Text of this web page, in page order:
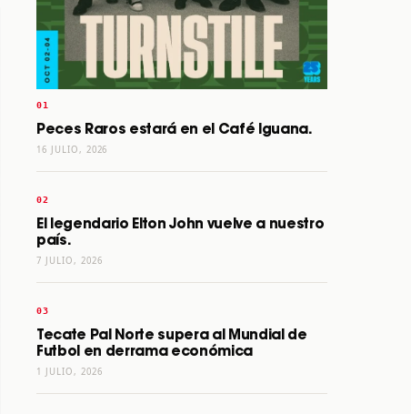
Peces Raros estará en el Café Iguana.
16 JULIO, 2026
El legendario Elton John vuelve a nuestro
país.
7 JULIO, 2026
Tecate Pal Norte supera al Mundial de
Futbol en derrama económica
1 JULIO, 2026